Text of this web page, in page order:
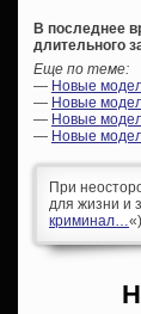
В последнее
длительного
Еще по теме:
— Новые
— Новые
— Новые
— Новые
При
для жизни и
криминал…